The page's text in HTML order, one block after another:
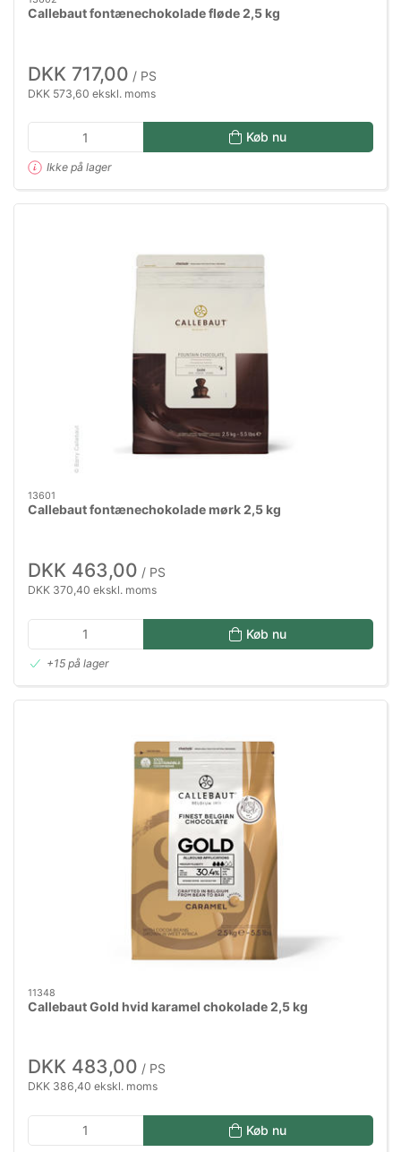
Callebaut fontænechokolade fløde 2,5 kg
DKK 717,00 / PS
DKK 573,60 ekskl. moms
Køb nu
Ikke på lager
13601
Callebaut fontænechokolade mørk 2,5 kg
DKK 463,00 / PS
DKK 370,40 ekskl. moms
Køb nu
+15 på lager
11348
Callebaut Gold hvid karamel chokolade 2,5 kg
DKK 483,00 / PS
DKK 386,40 ekskl. moms
Køb nu